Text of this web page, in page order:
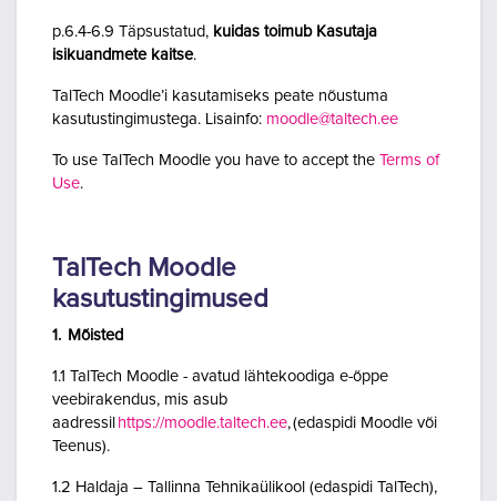
p.6.4-6.9 Täpsustatud, kuidas toimub Kasutaja
isikuandmete kaitse.
TalTech Moodle’i kasutamiseks peate nõustuma
kasutustingimustega. Lisainfo: moodle@taltech.ee
To use TalTech Moodle you have to accept the Terms of
Use.
TalTech Moodle
kasutustingimused
1. Mõisted
1.1 TalTech Moodle - avatud lähtekoodiga e-õppe
veebirakendus, mis asub
aadressil https://moodle.taltech.ee, (edaspidi Moodle või
Teenus).
1.2 Haldaja – Tallinna Tehnikaülikool (edaspidi TalTech),